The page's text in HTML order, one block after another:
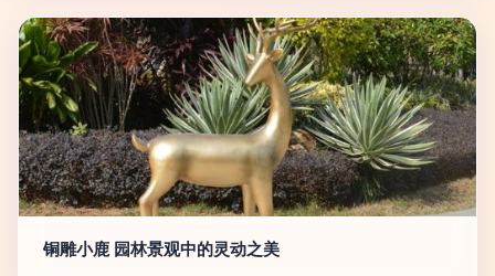
铜雕小鹿 园林景观中的灵动之美